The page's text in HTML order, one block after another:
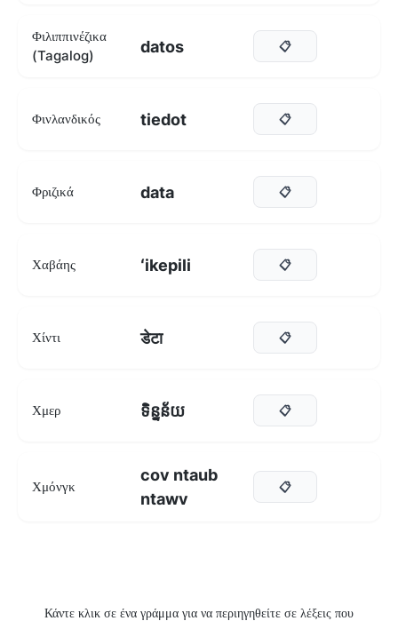
Φιλιππινέζικα
(Tagalog)
datos 📋
Φινλανδικός tiedot 📋
Φριζικά data 📋
Χαβάης ʻikepili 📋
Χίντι डेटा 📋
Χμερ ទិន្នន័យ 📋
Χμόνγκ
cov ntaub
ntawv
📋
Κάντε κλικ σε ένα γράμμα για να περιηγηθείτε σε λέξεις που